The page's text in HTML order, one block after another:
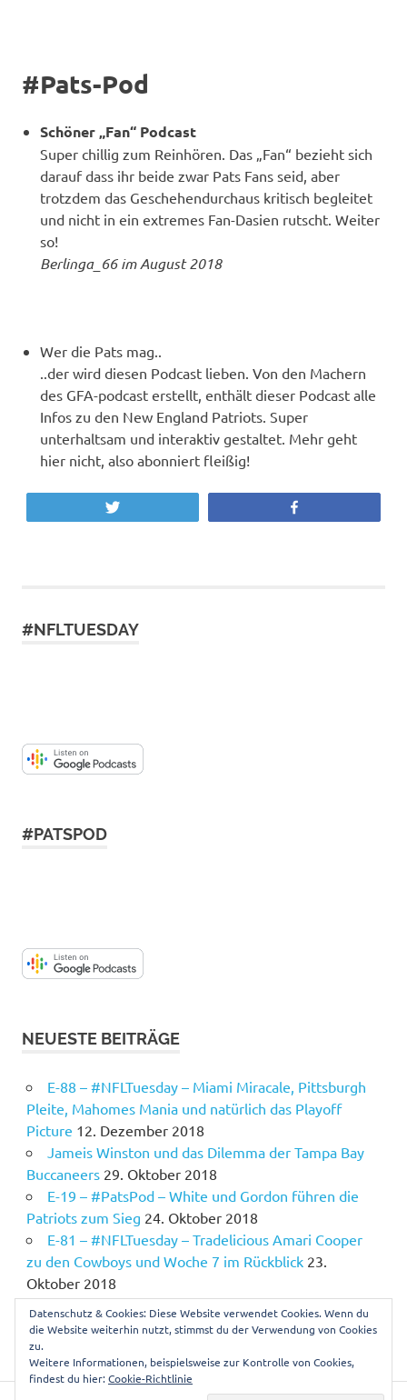
#Pats-Pod
Schöner „Fan“ Podcast
Super chillig zum Reinhören. Das „Fan“ bezieht sich
darauf dass ihr beide zwar Pats Fans seid, aber
trotzdem das Geschehendurchaus kritisch begleitet
und nicht in ein extremes Fan-Dasien rutscht. Weiter
so!
Berlinga_66 im August 2018
Wer die Pats mag..
..der wird diesen Podcast lieben. Von den Machern
des GFA-podcast erstellt, enthält dieser Podcast alle
Infos zu den New England Patriots. Super
unterhaltsam und interaktiv gestaltet. Mehr geht
hier nicht, also abonniert fleißig!
#NFLTUESDAY
#PATSPOD
NEUESTE BEITRÄGE
E-88 – #NFLTuesday – Miami Miracale, Pittsburgh
Pleite, Mahomes Mania und natürlich das Playoff
Picture 12. Dezember 2018
Jameis Winston und das Dilemma der Tampa Bay
Buccaneers 29. Oktober 2018
E-19 – #PatsPod – White und Gordon führen die
Patriots zum Sieg 24. Oktober 2018
E-81 – #NFLTuesday – Tradelicious Amari Cooper
zu den Cowboys und Woche 7 im Rückblick 23.
Oktober 2018
E-18 – #PatsPod – Auf Kurs für die Bye Week 17.
Oktober 2018
Datenschutz & Cookies: Diese Website verwendet Cookies. Wenn du
die Website weiterhin nutzt, stimmst du der Verwendung von Cookies
zu.
Weitere Informationen, beispielsweise zur Kontrolle von Cookies,
findest du hier:Cookie-Richtlinie